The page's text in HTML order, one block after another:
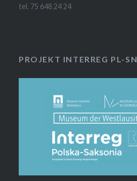
tel. 75 648 24 24
PROJEKT INTERREG PL-SN